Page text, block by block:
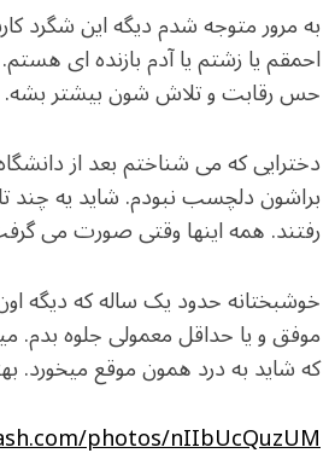
به مرور متوجه شدم دیگه این شگرد
احمقم یا زشتم یا آدم بازنده ای
حس رقابت و تلاش شون بیشتر بشه.
دخترایی که می شناختم بعد از
براشون دلچسب نبودم. شاید یه
رفتند. همه اینها وقتی صورت می
خوشبختانه حدود یک ساله که دیگه
موفق و یا حداقل معمولی جلوه بدم.
که شاید به درد همون موقع میخورد.
photos/nIIbUcQuzUM